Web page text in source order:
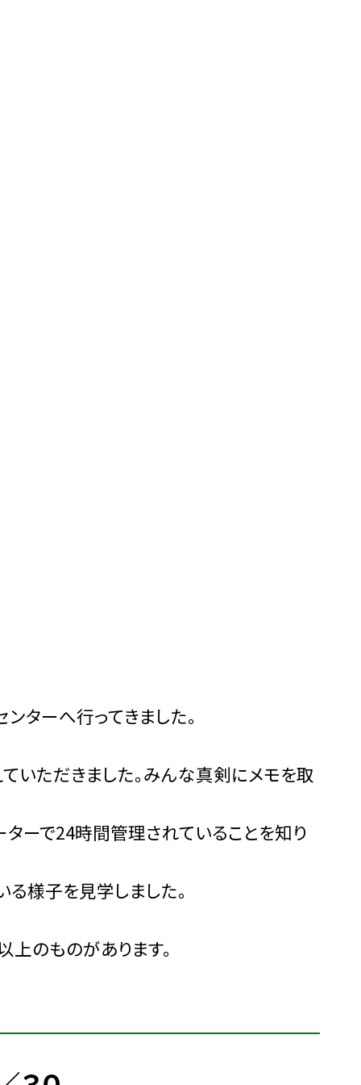
ターへ行ってきました。
いただきました。みんな真剣にメモを取
ーで24時間管理されていることを知り
様子を見学しました。
のものがあります。